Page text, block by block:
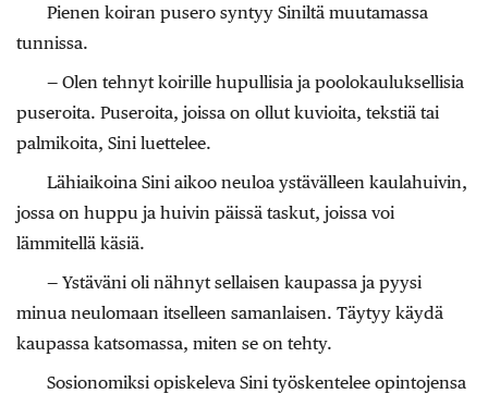
Pienen koiran pusero syntyy Siniltä muutamassa
tunnissa.
— Olen tehnyt koirille hupullisia ja poolokauluksellisia
puseroita. Puseroita, joissa on ollut kuvioita, tekstiä tai
palmikoita, Sini luettelee.
Lähiaikoina Sini aikoo neuloa ystävälleen kaulahuivin,
jossa on huppu ja huivin päissä taskut, joissa voi
lämmitellä käsiä.
— Ystäväni oli nähnyt sellaisen kaupassa ja pyysi
minua neulomaan itselleen samanlaisen. Täytyy käydä
kaupassa katsomassa, miten se on tehty.
Sosionomiksi opiskeleva Sini työskentelee opintojensa